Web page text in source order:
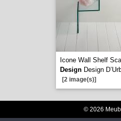
Icone Wall Shelf
DesignDesign
[2 image(s)]
© 2026